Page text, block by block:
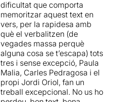
dificultat que comporta
memoritzar aquest text en
vers, per la rapidesa amb
què el verbalitzen (de
vegades massa perquè
alguna cosa se t’escapa) tots
tres i sense excepció, Paula
Malia, Carles Pedragosa i el
propi Jordi Oriol, fan un
treball excepcional. No us ho